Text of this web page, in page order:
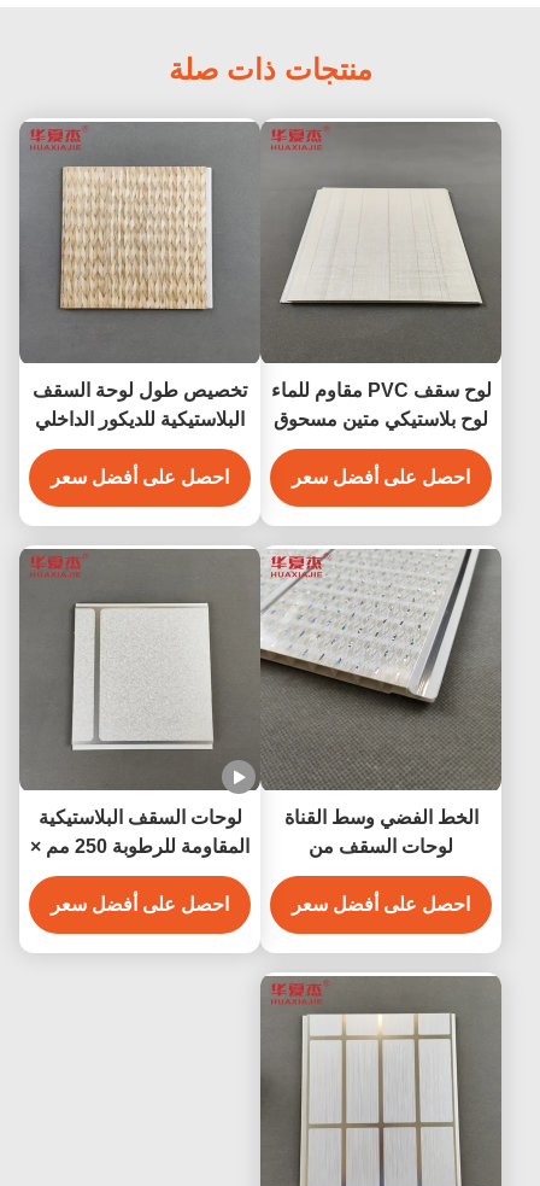
منتجات ذات صلة
لوح سقف PVC مقاوم للماء
لوح بلاستيكي متين مسحوق
PVC لوحة حائط للديكور
الداخلي للجدران 250*5
الحجم
احصل على أفضل سعر
تخصيص طول لوحة السقف
البلاستيكية للديكور الداخلي
لوحة الجدار البلاستيكية
احصل على أفضل سعر
الخط الفضي وسط القناة
لوحات السقف من
البروتوكول الفولاذي
احصل على أفضل سعر
لوحات السقف البلاستيكية
المقاومة للرطوبة 250 مم ×
8 مم
احصل على أفضل سعر